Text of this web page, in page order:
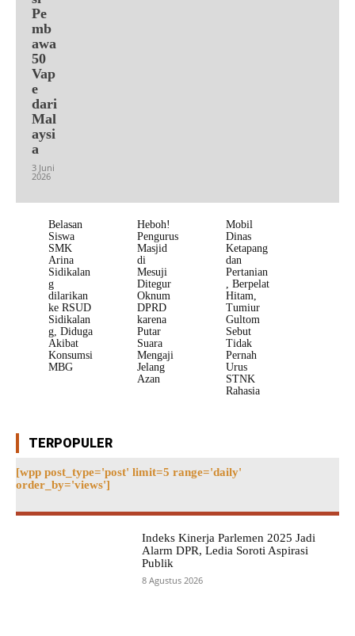
Pe
mb
awa
50
Vap
e
dari
Mal
aysi
a
3 Juni
2026
Belasan
Siswa
SMK
Arina
Sidikalan
g
dilarikan
ke RSUD
Sidikalan
g, Diduga
Akibat
Konsumsi
MBG
Heboh!
Pengurus
Masjid
di
Mesuji
Ditegur
Oknum
DPRD
karena
Putar
Suara
Mengaji
Jelang
Azan
Mobil
Dinas
Ketapang
dan
Pertanian
, Berpelat
Hitam,
Tumiur
Gultom
Sebut
Tidak
Pernah
Urus
STNK
Rahasia
TERPOPULER
[wpp post_type='post' limit=5 range='daily'
order_by='views']
Indeks Kinerja Parlemen 2025 Jadi
Alarm DPR, Ledia Soroti Aspirasi
Publik
8 Agustus 2026